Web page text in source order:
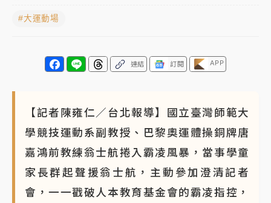
押庭
雨熱區曝
#大運動場
連結 訂閱 APP
【記者陳雍仁／台北報導】國立臺灣師範大
學競技運動系副教授、巴黎奧運體操銅牌唐
嘉鴻前教練翁士航捲入霸凌風暴，當事學童
家長群起聲援翁士航，主動參加澄清記者
會，一一戳破人本教育基金會的霸凌指控，